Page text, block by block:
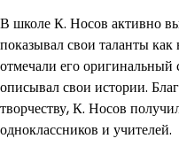
В школе К. Носов активно
показывал свои таланты
отмечали его
описывал свои истории.
творчеству, К. Носов
одноклассников и учителей.